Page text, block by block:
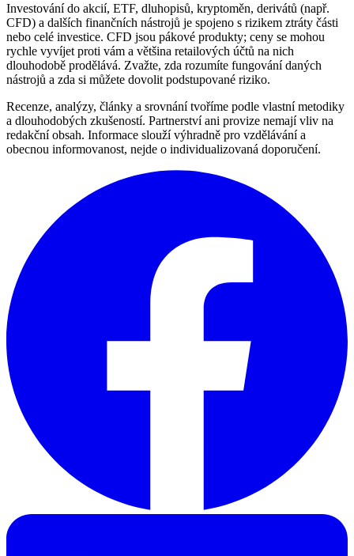
Investování do akcií, ETF, dluhopisů, kryptoměn, derivátů (např.
CFD) a dalších finančních nástrojů je spojeno s rizikem ztráty části
nebo celé investice. CFD jsou pákové produkty; ceny se mohou
rychle vyvíjet proti vám a většina retailových účtů na nich
dlouhodobě prodělává. Zvažte, zda rozumíte fungování daných
nástrojů a zda si můžete dovolit podstupované riziko.
Recenze, analýzy, články a srovnání tvoříme podle vlastní metodiky
a dlouhodobých zkušeností. Partnerství ani provize nemají vliv na
redakční obsah. Informace slouží výhradně pro vzdělávání a
obecnou informovanost, nejde o individualizovaná doporučení.